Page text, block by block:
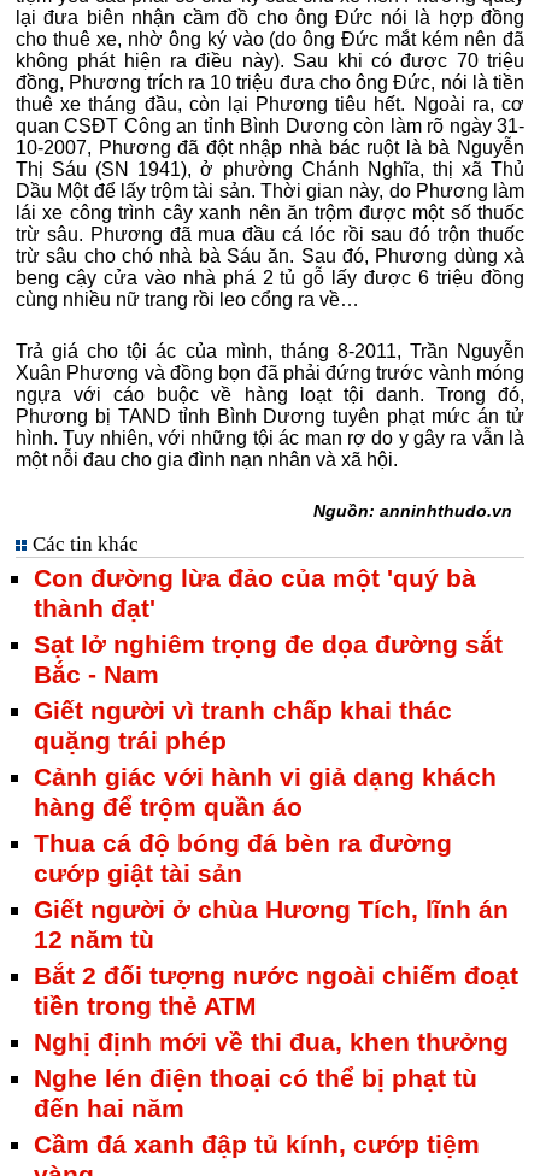
lại đưa biên nhận cầm đồ cho ông Đức nói là hợp đồng
cho thuê xe, nhờ ông ký vào (do ông Đức mắt kém nên đã
không phát hiện ra điều này). Sau khi có được 70 triệu
đồng, Phương trích ra 10 triệu đưa cho ông Đức, nói là tiền
thuê xe tháng đầu, còn lại Phương tiêu hết. Ngoài ra, cơ
quan CSĐT Công an tỉnh Bình Dương còn làm rõ ngày 31-
10-2007, Phương đã đột nhập nhà bác ruột là bà Nguyễn
Thị Sáu (SN 1941), ở phường Chánh Nghĩa, thị xã Thủ
Dầu Một để lấy trộm tài sản. Thời gian này, do Phương làm
lái xe công trình cây xanh nên ăn trộm được một số thuốc
trừ sâu. Phương đã mua đầu cá lóc rồi sau đó trộn thuốc
trừ sâu cho chó nhà bà Sáu ăn. Sau đó, Phương dùng xà
beng cậy cửa vào nhà phá 2 tủ gỗ lấy được 6 triệu đồng
cùng nhiều nữ trang rồi leo cổng ra về…
Trả giá cho tội ác của mình, tháng 8-2011, Trần Nguyễn
Xuân Phương và đồng bọn đã phải đứng trước vành móng
ngựa với cáo buộc về hàng loạt tội danh. Trong đó,
Phương bị TAND tỉnh Bình Dương tuyên phạt mức án tử
hình. Tuy nhiên, với những tội ác man rợ do y gây ra vẫn là
một nỗi đau cho gia đình nạn nhân và xã hội.
Nguồn: anninhthudo.vn
Các tin khác
Con đường lừa đảo của một 'quý bà
thành đạt'
Sạt lở nghiêm trọng đe dọa đường sắt
Bắc - Nam
Giết người vì tranh chấp khai thác
quặng trái phép
Cảnh giác với hành vi giả dạng khách
hàng để trộm quần áo
Thua cá độ bóng đá bèn ra đường
cướp giật tài sản
Giết người ở chùa Hương Tích, lĩnh án
12 năm tù
Bắt 2 đối tượng nước ngoài chiếm đoạt
tiền trong thẻ ATM
Nghị định mới về thi đua, khen thưởng
Nghe lén điện thoại có thể bị phạt tù
đến hai năm
Cầm đá xanh đập tủ kính, cướp tiệm